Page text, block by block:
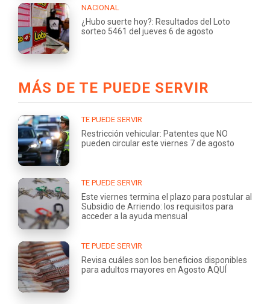
NACIONAL
¿Hubo suerte hoy?: Resultados del Loto
sorteo 5461 del jueves 6 de agosto
MÁS DE TE PUEDE SERVIR
TE PUEDE SERVIR
Restricción vehicular: Patentes que NO
pueden circular este viernes 7 de agosto
TE PUEDE SERVIR
Este viernes termina el plazo para postular al
Subsidio de Arriendo: los requisitos para
acceder a la ayuda mensual
TE PUEDE SERVIR
Revisa cuáles son los beneficios disponibles
para adultos mayores en Agosto AQUÍ